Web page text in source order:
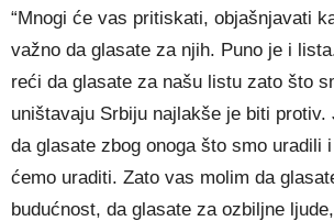
“Mnogi će vas pritiskati, objašnjavati
važno da glasate za njih. Puno je i
reći da glasate za našu listu zato što
uništavaju Srbiju najlakše je biti protiv.
da glasate zbog onoga što smo uradili
ćemo uraditi. Zato vas molim da
budućnost, da glasate za ozbiljne